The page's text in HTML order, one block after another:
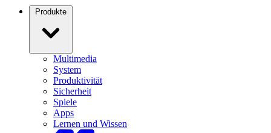
Produkte
Multimedia
System
Produktivität
Sicherheit
Spiele
Apps
Lernen und Wissen